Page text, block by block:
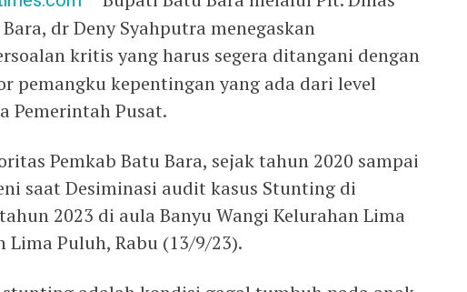
dr Deny Syahputra menegaskan
kritis yang harus segera ditangani dengan
pemangku kepentingan yang ada dari level
Pemerintah Pusat.
Pemkab Batu Bara, sejak tahun 2020 sampai
saat Desiminasi audit kasus Stunting di
2023 di aula Banyu Wangi Kelurahan Lima
Lima Puluh, Rabu (13/9/23).